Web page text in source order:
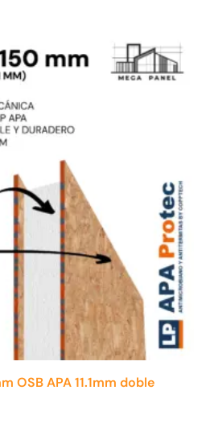
OSB APA 11.1mm doble